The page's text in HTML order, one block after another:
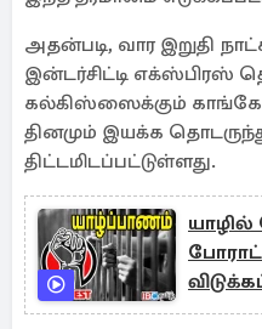
அதன்படி, வார இறுதி
இன்டர்சிட்டி எக்ஸ்பிரஸ்
கல்கிஸ்ஸைக்கும்
தினமும் இயக்க
திட்டமிடப்பட்டுள்ளது.
யாழில்